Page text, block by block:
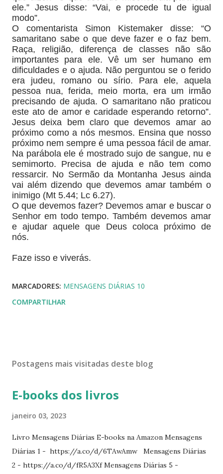
ele.” Jesus disse: “Vai, e procede tu de igual
modo”.
O comentarista Simon Kistemaker disse: “O
samaritano sabe o que deve fazer e o faz bem.
Raça, religião, diferença de classes não são
importantes para ele. Vê um ser humano em
dificuldades e o ajuda. Não perguntou se o ferido
era judeu, romano ou sírio. Para ele, aquela
pessoa nua, ferida, meio morta, era um irmão
precisando de ajuda. O samaritano não praticou
este ato de amor e caridade esperando retorno”.
Jesus deixa bem claro que devemos amar ao
próximo como a nós mesmos. Ensina que nosso
próximo nem sempre é uma pessoa fácil de amar.
Na parábola ele é mostrado sujo de sangue, nu e
semimorto. Precisa de ajuda e não tem como
ressarcir. No Sermão da Montanha Jesus ainda
vai além dizendo que devemos amar também o
inimigo (Mt 5.44; Lc 6.27).
O que devemos fazer? Devemos amar e buscar o
Senhor em todo tempo. Também devemos amar
e ajudar aquele que Deus coloca próximo de
nós.
Faze isso e viverás.
MARCADORES: MENSAGENS DIÁRIAS 10
COMPARTILHAR
Postagens mais visitadas deste blog
E-books dos livros
janeiro 03, 2023
Livro Mensagens Diárias E-books na Amazon Mensagens
Diárias 1 - https://a.co/d/6TAwAmw Mensagens Diárias
2 - https://a.co/d/fR5A3Xf Mensagens Diárias 5 -